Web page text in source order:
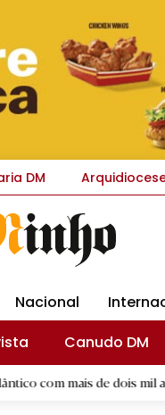
DM
Nacional
Canudo DM
de dois mil atletas |